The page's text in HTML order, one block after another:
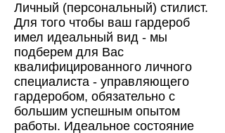
Личный (персональный) стилист.
Для того чтобы ваш гардероб
имел идеальный вид - мы
подберем для Вас
квалифицированного личного
специалиста - управляющего
гардеробом, обязательно с
большим успешным опытом
работы. Идеальное состояние